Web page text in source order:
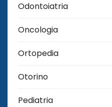
Odontoiatria
Oncologia
Ortopedia
Otorino
Pediatria